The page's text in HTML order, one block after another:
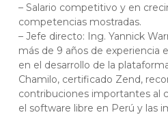
– Salario competitivo y en
competencias mostradas.
– Jefe directo: Ing. Yannick
más de 9 años de experiencia
en el desarrollo de la
Chamilo, certificado Zend,
contribuciones importantes al
el software libre en Perú y las